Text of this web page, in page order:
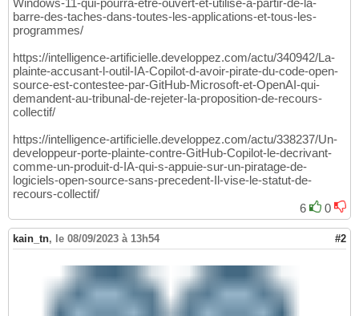
Windows-11-qui-pourra-etre-ouvert-et-utilise-a-partir-de-la-
barre-des-taches-dans-toutes-les-applications-et-tous-les-
programmes/
https://intelligence-artificielle.developpez.com/actu/340942/La-
plainte-accusant-l-outil-IA-Copilot-d-avoir-pirate-du-code-open-
source-est-contestee-par-GitHub-Microsoft-et-OpenAI-qui-
demandent-au-tribunal-de-rejeter-la-proposition-de-recours-
collectif/
https://intelligence-artificielle.developpez.com/actu/338237/Un-
developpeur-porte-plainte-contre-GitHub-Copilot-le-decrivant-
comme-un-produit-d-IA-qui-s-appuie-sur-un-piratage-de-
logiciels-open-source-sans-precedent-Il-vise-le-statut-de-
recours-collectif/
6
0
kain_tn, le 08/09/2023 à 13h54 #2